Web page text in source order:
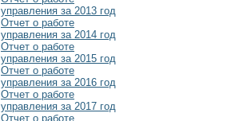
управления за 2013 год
Отчет о работе
управления за 2014 год
Отчет о работе
управления за 2015 год
Отчет о работе
управления за 2016 год
Отчет о работе
управления за 2017 год
Отчет о работе